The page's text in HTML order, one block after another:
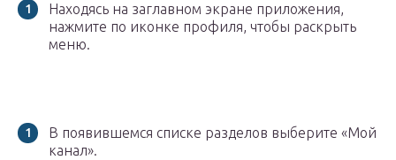
Находясь на заглавном экране приложения,
нажмите по иконке профиля, чтобы раскрыть
меню.
В появившемся списке разделов выберите «Мой
канал».